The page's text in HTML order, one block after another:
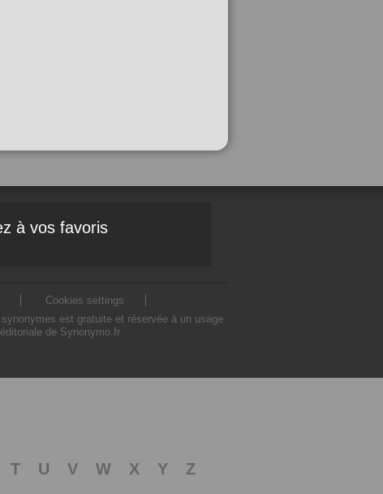
à vos favoris
Cookies settings
est gratuite et réservée à un usage
de Synonymo.fr
T U V W X Y
Z